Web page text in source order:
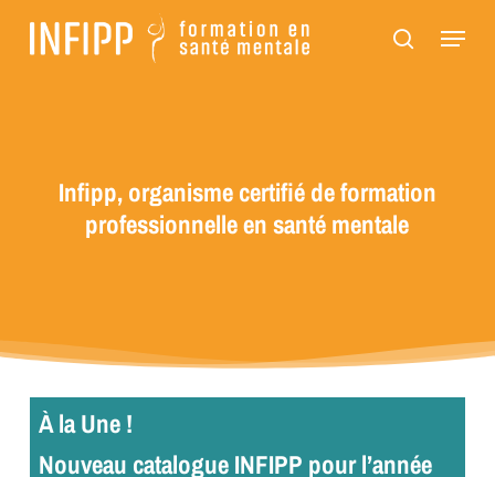
Panneau de gestion des cookies
contenu
Menu
Infipp, organisme certifié de formation
professionnelle en santé mentale
À la Une !
Nouveau catalogue INFIPP pour l’année